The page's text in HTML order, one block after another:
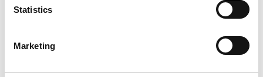
Statistics
Marketing
ration de votre cheval, selon le schéma suivant :